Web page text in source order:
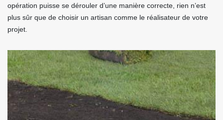
opération puisse se dérouler d’une manière correcte, rien n’est
plus sûr que de choisir un artisan comme le réalisateur de votre
projet.